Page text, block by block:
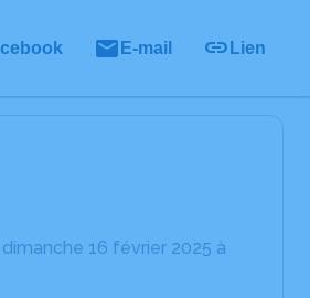
E-mail Lien
16 février 2025 à